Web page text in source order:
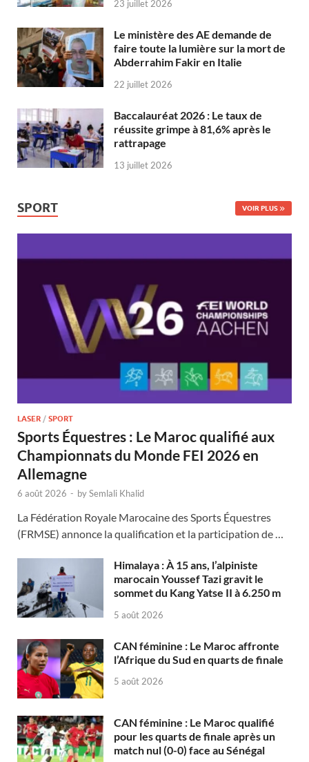
23 juillet 2026
Le ministère des AE demande de
faire toute la lumière sur la mort de
Abderrahim Fakir en Italie
22 juillet 2026
Baccalauréat 2026 : Le taux de
réussite grimpe à 81,6% après le
rattrapage
13 juillet 2026
SPORT VOIR PLUS
LASER / SPORT
Sports Équestres : Le Maroc qualifié aux
Championnats du Monde FEI 2026 en
Allemagne
6 août 2026 - bySemlali Khalid
La Fédération Royale Marocaine des Sports Équestres
(FRMSE) annonce la qualification et la participation de …
Himalaya : À 15 ans, l’alpiniste
marocain Youssef Tazi gravit le
sommet du Kang Yatse II à 6.250 m
5 août 2026
CAN féminine : Le Maroc affronte
l’Afrique du Sud en quarts de finale
5 août 2026
CAN féminine : Le Maroc qualifié
pour les quarts de finale après un
match nul (0-0) face au Sénégal